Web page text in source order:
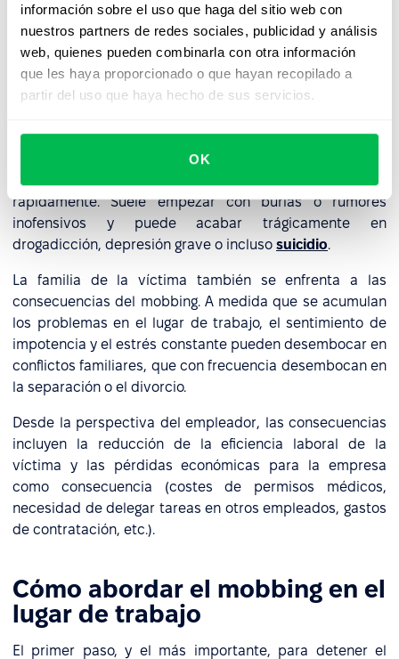
información sobre el uso que haga del sitio web con
nuestros partners de redes sociales, publicidad y análisis
web, quienes pueden combinarla con otra información
que les haya proporcionado o que hayan recopilado a
partir del uso que haya hecho de sus servicios.
OK
Fatiga constante y dolencias psicosomáticas (por
ejemplo, síndrome globus hystericus);
Presión arterial elevada y palpitaciones.
El mobbing es un fenómeno peligroso que se agrava
rápidamente. Suele empezar con burlas o rumores
inofensivos y puede acabar trágicamente en
drogadicción, depresión grave o incluso suicidio.
La familia de la víctima también se enfrenta a las
consecuencias del mobbing. A medida que se acumulan
los problemas en el lugar de trabajo, el sentimiento de
impotencia y el estrés constante pueden desembocar en
conflictos familiares, que con frecuencia desembocan en
la separación o el divorcio.
Desde la perspectiva del empleador, las consecuencias
incluyen la reducción de la eficiencia laboral de la
víctima y las pérdidas económicas para la empresa
como consecuencia (costes de permisos médicos,
necesidad de delegar tareas en otros empleados, gastos
de contratación, etc.).
Cómo abordar el mobbing en el
lugar de trabajo
El primer paso, y el más importante, para detener el